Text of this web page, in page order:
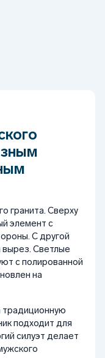
гранита. Сверху
элемент с
С другой
Светлые
с полированной
на
традиционную
подходит для
силуэт делает